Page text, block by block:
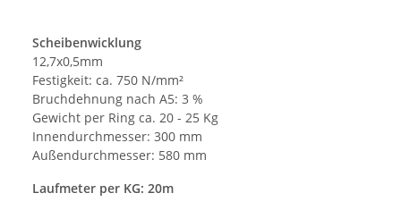
Scheibenwicklung
12,7x0,5mm
Festigkeit: ca. 750 N/mm²
Bruchdehnung nach A5: 3 %
Gewicht per Ring ca. 20 - 25 Kg
Innendurchmesser: 300 mm
Außendurchmesser: 580 mm
Laufmeter per KG: 20m